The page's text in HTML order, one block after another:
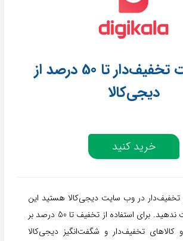
محصولات تخفیف‌دار تا 50 درصد از
دیجی‌کالا
خرید کنید
تخفیف‌دار در وب سایت دیجی‌کالا هستید این
پیشنهاد را از دست ندهید. برای استفاده از تخفیف تا 50 درصد بر
تخفیف‌دار و شگفت‌انگیز دیجی‌کالا